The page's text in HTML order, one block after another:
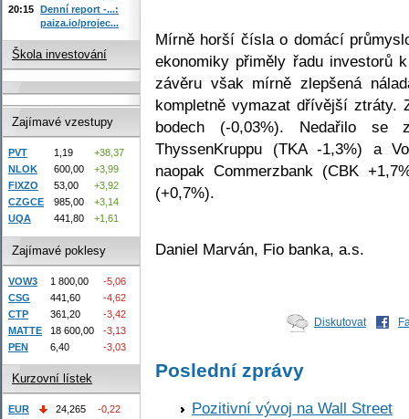
Mírně horší čísla o domácí
ekonomiky přiměly řadu investorů
závěru však mírně zlepšená
kompletně vymazat dřívější ztráty.
bodech (-0,03%). Nedařilo se
ThyssenKruppu (TKA -1,3%) a
naopak Commerzbank (CBK
(+0,7%).
Daniel Marván, Fio banka, a.s.
Diskutovat
Poslední zprávy
Pozitivní vývoj na Wall Street
20:15 Denní report -...:
paiza.io/projec...
Škola investování
Zajímavé vzestupy
PVT 1,19
+38,37
NLOK
600,00
+3,99
FIXZO
53,00
+3,92
CZGCE
985,00
+3,14
UQA
441,80 +1,61
Zajímavé poklesy
VOW3 1 800,00
-5,06
CSG
441,60
-4,62
CTP
361,20
-3,42
MATTE
18 600,00
-3,13
PEN
6,40 -3,03
Kurzovní lístek
EUR 24,265
-0,22